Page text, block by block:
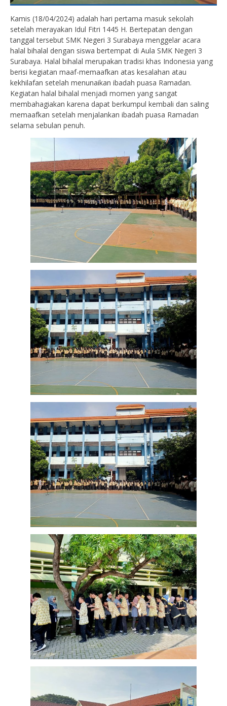
Kamis (18/04/2024) adalah hari pertama masuk sekolah
setelah merayakan Idul Fitri 1445 H. Bertepatan dengan
tanggal tersebut SMK Negeri 3 Surabaya menggelar acara
halal bihalal dengan siswa bertempat di Aula SMK Negeri 3
Surabaya. Halal bihalal merupakan tradisi khas Indonesia yang
berisi kegiatan maaf-memaafkan atas kesalahan atau
kekhilafan setelah menunaikan ibadah puasa Ramadan.
Kegiatan halal bihalal menjadi momen yang sangat
membahagiakan karena dapat berkumpul kembali dan saling
memaafkan setelah menjalankan ibadah puasa Ramadan
selama sebulan penuh.